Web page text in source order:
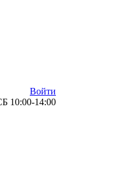
Войти
10:00-14:00